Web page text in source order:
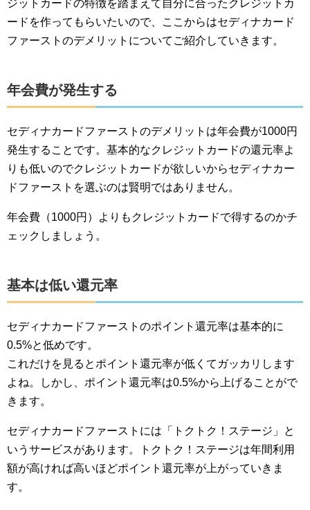
ジットカードの特徴を踏まえて自分に合ったクレジットカ
ードを作ってもらいたいので、ここからはセディナカード
ファーストのデメリットについてご紹介していきます。
年会費が発生する
セディナカードファーストのデメリットは年会費が1000円
発生することです。基本的なクレジットカードの還元率よ
りも低いのでクレジットカードが欲しいからセディナカー
ドファーストを選ぶのは賢明ではありません。
年会費（1000円）よりもクレジットカードで得するのかチ
ェックしましょう。
基本は低い還元率
セディナカードファーストのポイント還元率は基本的に
0.5%と低めです。
これだけを見るとポイント還元率が低くてガッカリします
よね。しかし、ポイント還元率は0.5%から上げることがで
きます。
セディナカードファーストには「トクトク！ステージ」と
いうサービスがあります。トクトク！ステージは年間利用
額が高ければ高いほどポイント還元率が上がっていきま
す。